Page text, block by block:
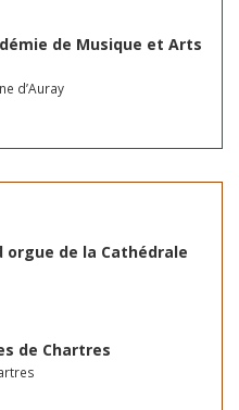
de Musique et Arts
d’Auray
orgue de la Cathédrale
de Chartres